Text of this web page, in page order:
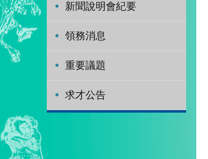
新聞說明會紀要
領務消息
重要議題
求才公告